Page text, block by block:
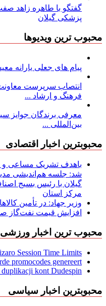
گفتگو با طاهره زاهد
پزشکی گیلان
محبوب ترین ویدیوها
پیام های جعلی یارانه
انتصاب سرپرست
فرهنگ و ارشاد ...
معرفی برندگان جوایز
بین‌المللی ...
محبوبترین اخبار اقتصادی
باهدف تشریک مساعی و
شد: جلسه هم‌اندیشی
گیلان با رئیس بسیج
مركز استان
وزیر جهاد: در تأمین
افزایش قیمت نفت‌گاز
محبوب ترین اخبار ورزشی
Session Time Limits
promocodes genereert
duplikacji kont Dudespin
محبوبترین اخبار سیاسی